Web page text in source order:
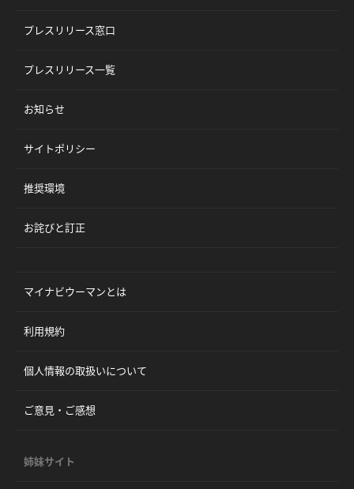
プレスリリース窓口
プレスリリース一覧
お知らせ
サイトポリシー
推奨環境
お詫びと訂正
マイナビウーマンとは
利用規約
個人情報の取扱いについて
ご意見・ご感想
姉妹サイト